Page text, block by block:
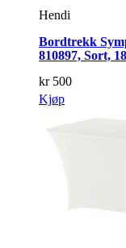
Hendi
Bordtrekk
810897, Sort,
kr500
Kjøp